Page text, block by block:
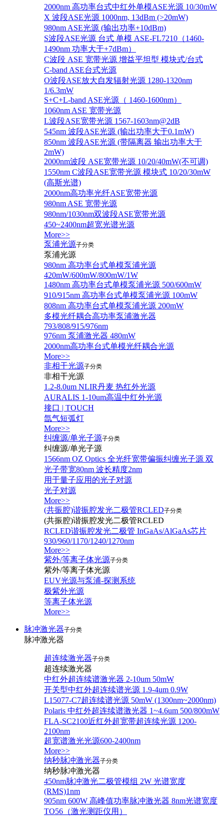
2000nm 高功率台式中红外单模ASE光源 10/30mW
X 波段ASE光源 1000nm, 13dBm (>20mW)
980nm ASE光源 (输出功率+10dBm)
S波段ASE光源 台式 单模 ASE-FL7210（1460-
1490nm 功率大于+7dBm）
C波段 ASE 宽带光源 增益平坦型 模块式/台式
C-band ASE台式光源
O波段ASE放大自发辐射光源 1280-1320nm
1/6.3mW
S+C+L-band ASE光源（ 1460-1600nm）
1060nm ASE 宽带光源
L波段ASE宽带光源 1567-1603nm@2dB
545nm 波段ASE光源 (输出功率大于0.1mW)
850nm 波段ASE光源 (带隔离器 输出功率大于
2mW)
2000nm波段 ASE宽带光源 10/20/40mW(不可调)
1550nm C波段ASE宽带光源 模块式 10/20/30mW
(高斯光谱)
2000nm高功率光纤ASE宽带光源
980nm ASE 宽带光源
980nm/1030nm双波段ASE宽带光源
450~2400nm超宽光谱光源
More>>
泵浦光源子分类
泵浦光源
980nm 高功率台式单模泵浦光源
420mW/600mW/800mW/1W
1480nm 高功率台式单模泵浦光源 500/600mW
910/915nm 高功率台式单模泵浦光源 100mW
808nm 高功率台式单模泵浦光源 200mW
多模光纤耦合高功率泵浦激光器
793/808/915/976nm
976nm 泵浦激光器 480mW
2000nm高功率台式单模光纤耦合光源
More>>
非相干光源子分类
非相干光源
1.2-8.0um NLIR丹麦 热红外光源
AURALIS 1-10um高温中红外光源
接口 | TOUCH
氙气短弧灯
More>>
纠缠源/单光子源子分类
纠缠源/单光子源
1566nm OZ Optics 全光纤宽带偏振纠缠光子源 双
光子带宽80nm 波长精度2nm
用于量子应用的光子对源
光子对源
More>>
(共振腔)谐振腔发光二极管RCLED子分类
(共振腔)谐振腔发光二极管RCLED
RCLED谐振腔发光二极管 InGaAs/AlGaAs芯片
930/960/1170/1240/1270nm
More>>
紫外/等离子体光源子分类
紫外/等离子体光源
EUV光源与泵浦-探测系统
极紫外光源
等离子体光源
More>>
脉冲激光器子分类
脉冲激光器
超连续激光器子分类
超连续激光器
中红外超连续谱激光器 2-10um 50mW
开关型中红外超连续谱光源 1.9-4um 0.9W
L15077-C7超连续谱光源 50mW (1300nm~2000nm)
Polaris 中红外超连续谱激光器 1~4.6um 500/800mW
FLA-SC2100近红外超宽带超连续光源 1200-
2100nm
超宽谱激光光源600-2400nm
More>>
纳秒脉冲激光器子分类
纳秒脉冲激光器
450nm脉冲激光二极管模组 2W 光谱宽度
(RMS)1nm
905nm 600W 高峰值功率脉冲激光器 8nm光谱宽度
TO56（激光测距仪用）